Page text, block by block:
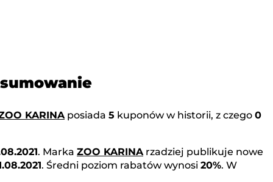
KARINA posiada 5 kuponów w historii, z czego 0
. Marka ZOO KARINA rzadziej publikuje nowe
. Średni poziom rabatów wynosi 20%. W